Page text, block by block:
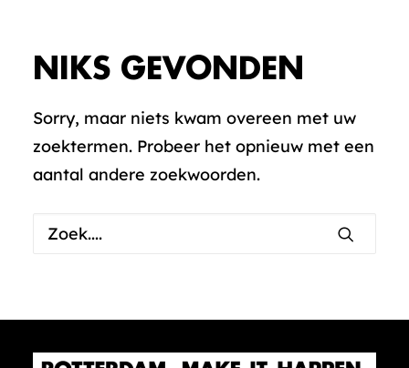
NIKS GEVONDEN
Sorry, maar niets kwam overeen met uw
zoektermen. Probeer het opnieuw met een
aantal andere zoekwoorden.